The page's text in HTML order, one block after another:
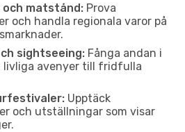
och matstånd: Prova
och handla regionala varor på
sightseeing: Fånga andan i
livliga avenyer till fridfulla
Upptäck
och utställningar som visar